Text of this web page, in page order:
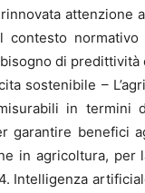
contesto
di
sostenibile –
in termini
garantire benefici
in agricoltura, per
Intelligenza